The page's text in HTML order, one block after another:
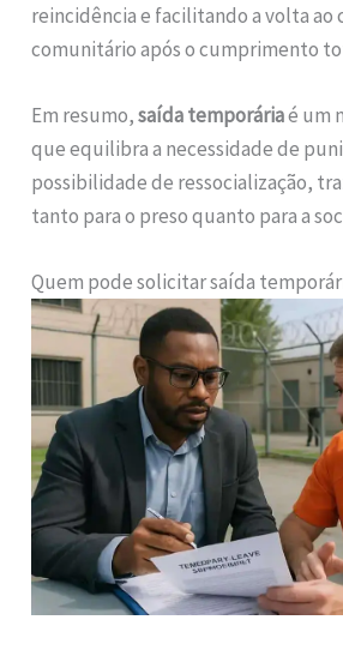
reincidência e facilitando a volta ao
comunitário após o cumprimento
Em resumo,saída temporáriaé um
que equilibra a necessidade de
possibilidade de ressocialização,
tanto para o preso quanto para a
Quem pode solicitar saída